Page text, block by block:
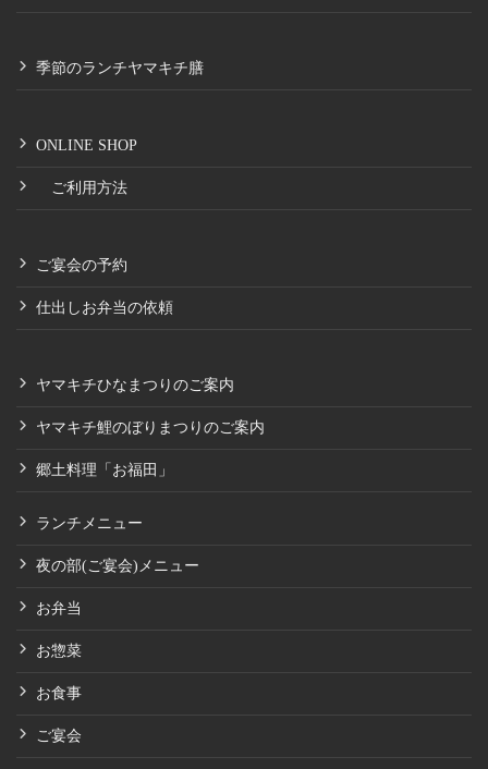
季節のランチヤマキチ膳
ONLINE SHOP
ご利用方法
ご宴会の予約
仕出しお弁当の依頼
ヤマキチひなまつりのご案内
ヤマキチ鯉のぼりまつりのご案内
郷土料理「お福田」
ランチメニュー
夜の部(ご宴会)メニュー
お弁当
お惣菜
お食事
ご宴会